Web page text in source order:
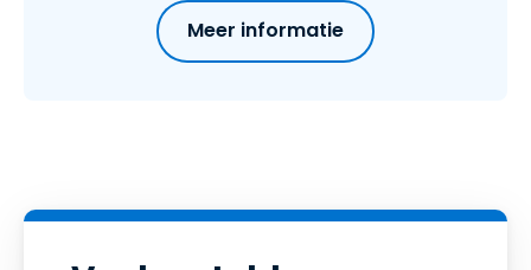
Meer informatie